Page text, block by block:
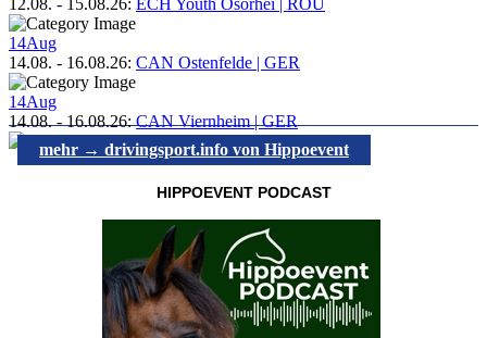
12.08. - 15.08.26: ECH Youth Osorhei | ROU
14Aug
14.08. - 16.08.26: CAN Ostenfelde | GER
14Aug
14.08.-16.08.26:CAN Viernheim | GER
mehr → drivingsport.info von Hippoevent
HIPPOEVENT PODCAST